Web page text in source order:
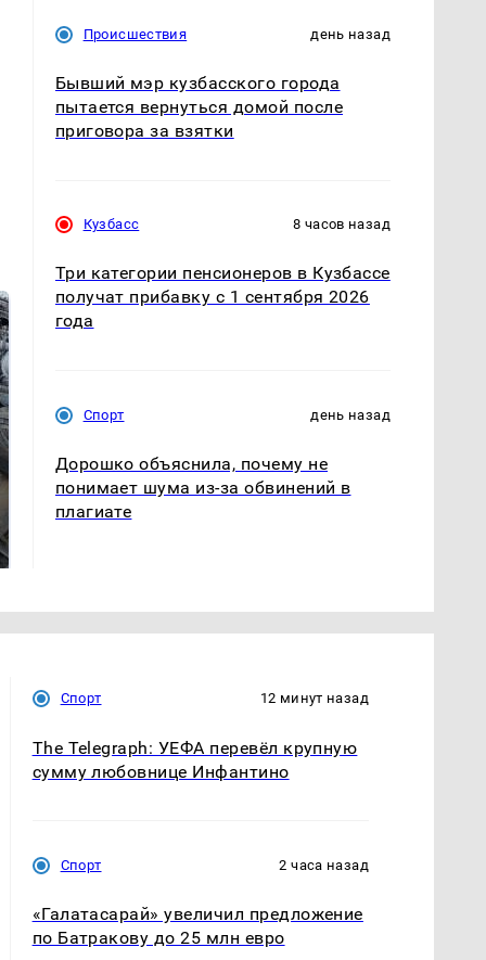
Не ешьте эту
готовую еду из
Происшествия день назад
Бывший мэр кузбасского города
пытается вернуться домой после
приговора за взятки
Кузбасс 8 часов назад
Три категории пенсионеров в Кузбассе
получат прибавку с 1 сентября 2026
года
Спорт день назад
Дорошко объяснила, почему не
понимает шума из-за обвинений в
плагиате
Спорт 12 минут назад
The Telegraph: УЕФА перевёл крупную
сумму любовнице Инфантино
Спорт 2 часа назад
«Галатасарай» увеличил предложение
по Батракову до 25 млн евро